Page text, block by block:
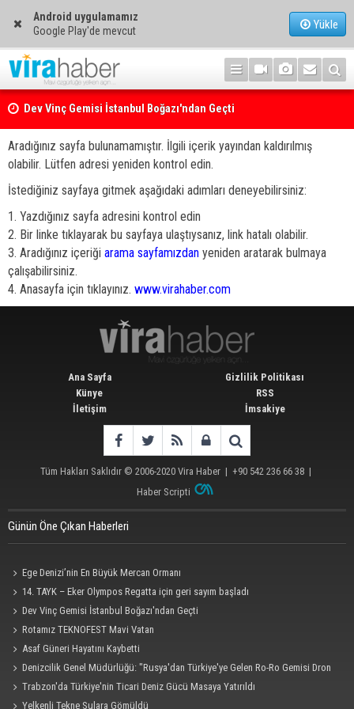
Android uygulamamız
Google Play'de mevcut
Yükle
Dev Vinç Gemisi İstanbul Boğazı'ndan Geçti
Aradığınız sayfa bulunamamıştır. İlgili içerik yayından kaldırılmış
olabilir. Lütfen adresi yeniden kontrol edin.
İstediğiniz sayfaya gitmek aşağıdaki adımları deneyebilirsiniz:
1. Yazdığınız sayfa adresini kontrol edin
2. Bir linke tıklayarak bu sayfaya ulaştıysanız, link hatalı olabilir.
3. Aradığınız içeriği arama sayfamızdan yeniden aratarak bulmaya
çalışabilirsiniz.
4. Anasayfa için tıklayınız. www.virahaber.com
Ana Sayfa
Künye
İletişim
Gizlilik Politikası
RSS
İmsakiye
Tüm Hakları Saklıdır © 2006-2020 Vira Haber | +90 542 236 66 38 |
Haber Scripti
Günün Öne Çıkan Haberleri
Ege Denizi’nin En Büyük Mercan Ormanı
14. TAYK – Eker Olympos Regatta için geri sayım başladı
Dev Vinç Gemisi İstanbul Boğazı'ndan Geçti
Rotamız TEKNOFEST Mavi Vatan
Asaf Güneri Hayatını Kaybetti
Denizcilik Genel Müdürlüğü: "Rusya'dan Türkiye'ye Gelen Ro-Ro Gemisi Dron
Saldırısına Uğradı"
Trabzon'da Türkiye'nin Ticari Deniz Gücü Masaya Yatırıldı
Yelkenli Tekne Sulara Gömüldü